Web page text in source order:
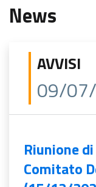
News
AVVISI
09/
Riunione
Comitato